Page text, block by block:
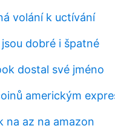
volání k uctívání
dobré i špatné
dostal své jméno
americkým
na az na amazon